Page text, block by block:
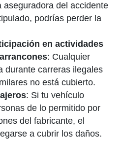
aseguradora del accidente
podrías perder la
en actividades
: Cualquier
durante carreras ilegales
no está cubierto.
: Si tu vehículo
de lo permitido por
del fabricante, el
a cubrir los daños.